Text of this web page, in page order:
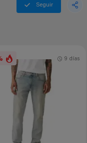
Seguir
9 días